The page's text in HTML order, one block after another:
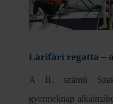
Lárifári regatta –
A II. számú
gyermeknap